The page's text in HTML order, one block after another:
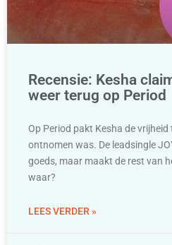
Recensie: Kesha
weer terug op Period
Op Period pakt Kesha de
ontnomen was. De leadsingle
goeds, maar maakt de rest van
waar?
LEES VERDER »